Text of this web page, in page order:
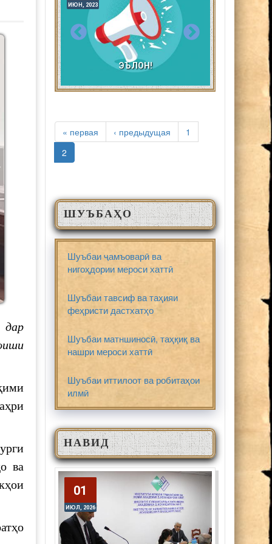
дар
ва
ИЮН, 2023
ЭЪЛОН!
СТРАНИЦЫ
« первая ‹ предыдущая
1
2
ШУЪБАҲО
Шуъбаи ҷамъоварӣ ва
нигоҳдории мероси хаттӣ
Шуъбаи тавсиф ва таҳияи
феҳристи дастхатҳо
Шуъбаи матншиносӣ, таҳқиқ ва
нашри мероси хаттӣ
Шуъбаи иттилоот ва робитаҳои
илмӣ
НАВИД
01
ИЮЛ, 2026
01
ИЮЛ, 2026